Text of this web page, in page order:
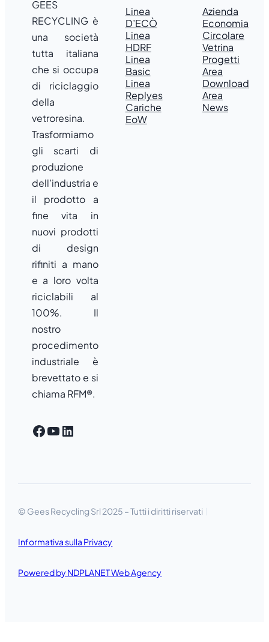
GEES
RECYCLING è
una società
tutta italiana
che si occupa
di riciclaggio
della
vetroresina.
Trasformiamo
gli scarti di
produzione
dell’industria e
il prodotto a
fine vita in
nuovi prodotti
di design
rifiniti a mano
e a loro volta
riciclabili al
100%. Il
nostro
procedimento
industriale è
brevettato e si
chiama RFM®.
Facebook
YouTube
LinkedIn
Linea
D’ECÒ
Linea
HDRF
Linea
Basic
Linea
Replyes
Cariche
EoW
Azienda
Economia
Circolare
Vetrina
Progetti
Area
Download
Area
News
© Gees Recycling Srl 2025 – Tutti i diritti riservati
Informativa sulla Privacy
Powered by NDPLANET Web Agency